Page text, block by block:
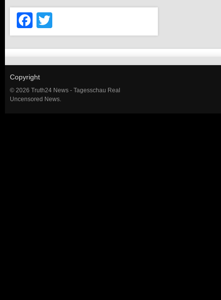
Facebook
Copyright
© 2026 Truth24 News - Tagesschau Real
Uncensored News.